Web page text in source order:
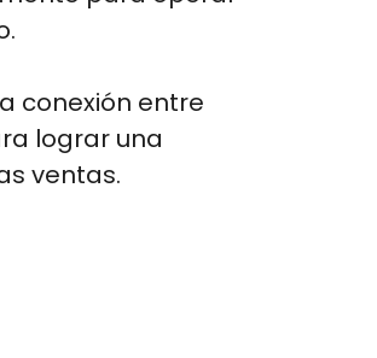
conexión entre
lograr una
ventas.